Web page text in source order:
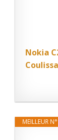
Nokia
MEILLEUR